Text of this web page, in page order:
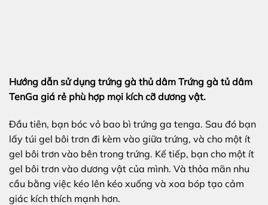
Hướng dẫn sử dụng trứng gà thủ dâm Trứng gà tủ dâm
TenGa giá rẻ phù hợp mọi kích cỡ dương vật.
Đầu tiên, bạn bóc vỏ bao bì trứng ga tenga. Sau đó bạn
lấy túi gel bôi trơn đi kèm vào giữa trứng, và cho một ít
gel bôi trơn vào bên trong trứng. Kế tiếp, bạn cho một ít
gel bôi trơn vào dương vật của mình. Và thỏa mãn nhu
cầu bằng việc kéo lên kéo xuống và xoa bóp tạo cảm
giác kích thích mạnh hơn.